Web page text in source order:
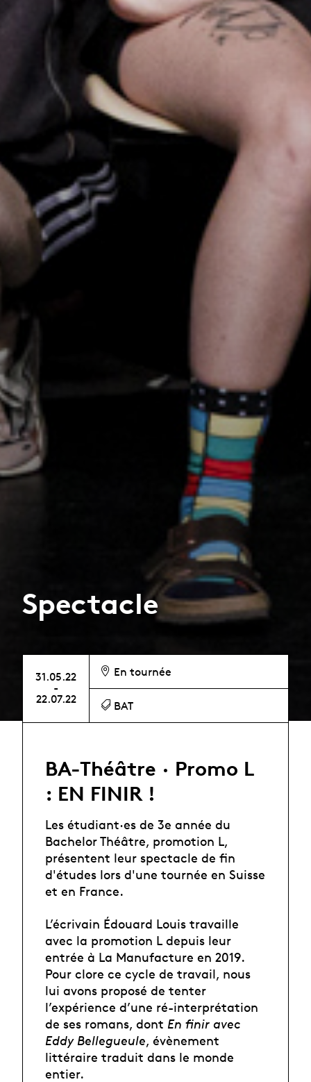
Spectacle
31.05.22
-
22.07.22
En tournée
BAT
BA-Théâtre · Promo L
: EN FINIR !
Les étudiant·es de 3e année du
Bachelor Théâtre, promotion L,
présentent leur spectacle de fin
d'études lors d'une tournée en Suisse
et en France.
L’écrivain Édouard Louis travaille
avec la promotion L depuis leur
entrée à La Manufacture en 2019.
Pour clore ce cycle de travail, nous
lui avons proposé de tenter
l’expérience d’une ré-interprétation
de ses romans, dont En finir avec
Eddy Bellegueule, évènement
littéraire traduit dans le monde
entier.